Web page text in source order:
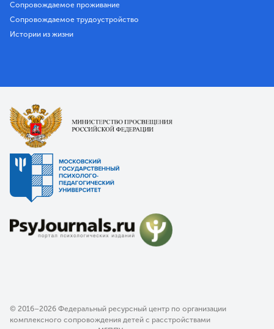
Сопровождаемое проживание
Сопровождаемое трудоустройство
Истории из жизни
© 2016–2026 Федеральный ресурсный центр по организации
комплексного сопровождения детей с расстройствами